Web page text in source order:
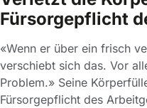
Fürsorgepflicht
«Wenn er über ein frisch
verschiebt sich das. Vor
Problem.» Seine
Fürsorgepflicht des